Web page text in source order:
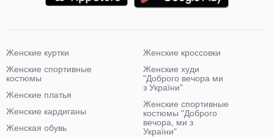
Женские куртки
Женские спортивные
костюмы
Женские платья
Женские кардиганы
Женская обувь
Женские кроссовки
Женские худи
"Доброго вечора ми
з України"
Женские спортивные
костюмы "Доброго
вечора, ми з
України"